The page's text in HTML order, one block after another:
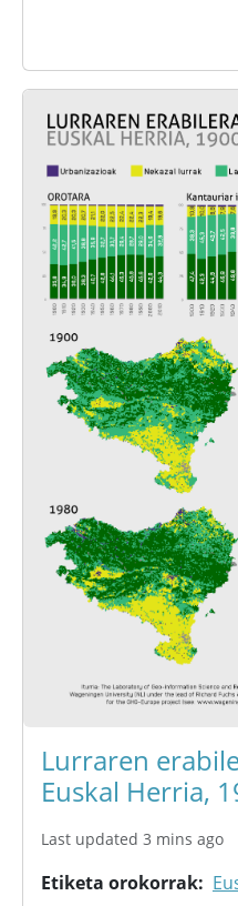
Lurraren
Euskal Herria,
Last updated 3 mins ago
Etiketa orokorrak